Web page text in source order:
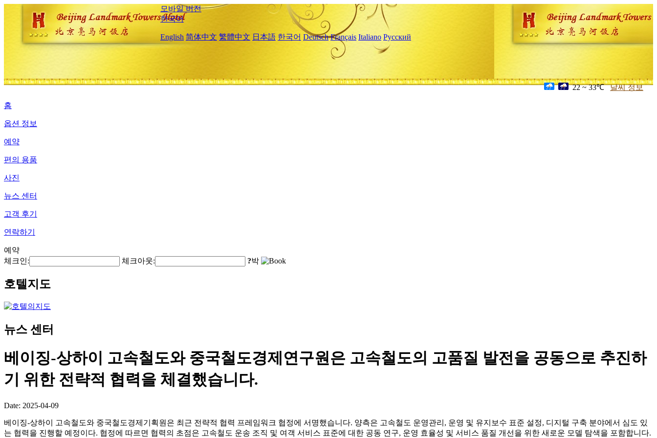
모바일 버전
한국어
English 简体中文 繁體中文 日本語 한국어 Deutsch Français Italiano Русский
22 ~ 33℃ 날씨 정보
홈
옵션 정보
예약
편의 용품
사진
뉴스 센터
고객 후기
연락하기
예약
체크인:
체크아웃: ?박
호텔지도
뉴스 센터
베이징-상하이 고속철도와 중국철도경제연구원은 고속철도의 고품질 발전을 공동으로 추진하
기 위한 전략적 협력을 체결했습니다.
Date: 2025-04-09
베이징-상하이 고속철도와 중국철도경제기획원은 최근 전략적 협력 프레임워크 협정에 서명했습니다. 양측은 고속철도 운영관리, 운영 및 유지보수 표준 설정, 디지털 구축 분야에서 심도 있
는 협력을 진행할 예정이다. 협정에 따르면 협력의 초점은 고속철도 운송 조직 및 여객 서비스 표준에 대한 공동 연구, 운영 효율성 및 서비스 품질 개선을 위한 새로운 모델 탐색을 포함합니다.